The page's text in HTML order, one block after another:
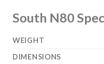
South N80
WEIGHT
DIMENSIONS